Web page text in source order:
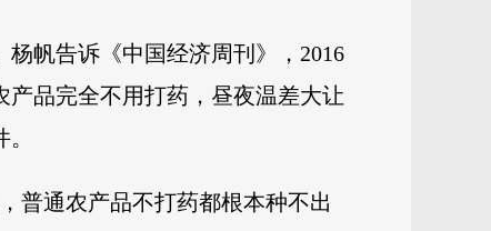
帆告诉《中国经济周刊》，2016
品完全不用打药，昼夜温差大让
普通农产品不打药都根本种不出